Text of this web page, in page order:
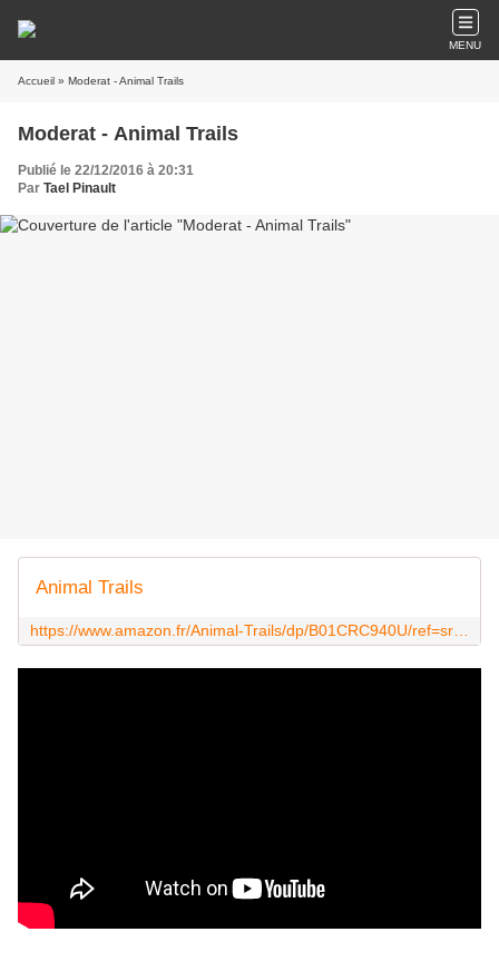
MENU
Accueil » Moderat - Animal Trails
Moderat - Animal Trails
Publié le 22/12/2016 à 20:31
Par Tael Pinault
Animal Trails